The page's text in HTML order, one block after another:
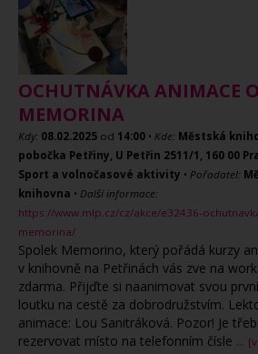
OCHUTNÁVKA ANIMACE
MEMORINA
Kdy: 08.02.2025 od 14:00 • Kde: Městská
pobočka Petřiny, U Petřin 2511/1, 160 00
Sport a volnočasové aktivity • Pořadatel:
knihovna • Další informace:
https://www.mlp.cz/cz/akce/e32436-
memorina/
Spolek Memorino, který pořádá kurzy
v knihovně na Petřinách vás zve na
zdarma. Přijďte si naanimovat svou
loutku na cestě za dobrodružstvím.
animace: Lou Sanitráková. Pozor! Je
rezervovat místo na telefonním čísle ...